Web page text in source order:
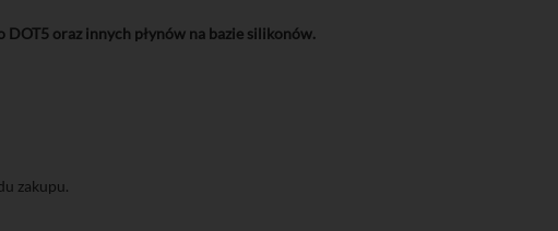
oraz innych płynów na bazie silikonów.
zakupu.